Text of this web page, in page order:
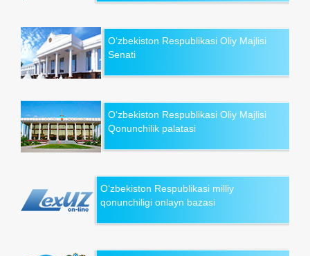
O‘zbekiston Respublikasi Oliy Majlisi
Senati
O‘zbekiston Respublikasi Oliy Majlisi
Qonunchilik palatasi
O‘zbekiston Respublikasi milliy
qonunchiligi onlayn bazasi